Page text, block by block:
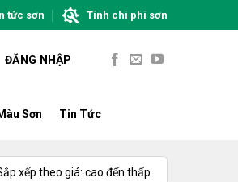
tức sơn Tính chi phí sơn
ĐĂNG NHẬP
Sơn Tin Tức